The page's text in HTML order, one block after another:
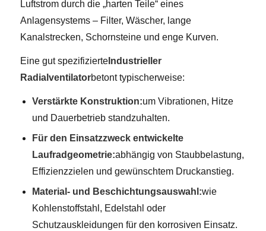
Luftstrom durch die „harten Teile“ eines
Anlagensystems – Filter, Wäscher, lange
Kanalstrecken, Schornsteine ​​und enge Kurven.
Eine gut spezifizierte Industrieller
Radialventilatorbetont typischerweise:
Verstärkte Konstruktion:um Vibrationen, Hitze
und Dauerbetrieb standzuhalten.
Für den Einsatzzweck entwickelte
Laufradgeometrie:abhängig von Staubbelastung,
Effizienzzielen und gewünschtem Druckanstieg.
Material- und Beschichtungsauswahl:wie
Kohlenstoffstahl, Edelstahl oder
Schutzauskleidungen für den korrosiven Einsatz.